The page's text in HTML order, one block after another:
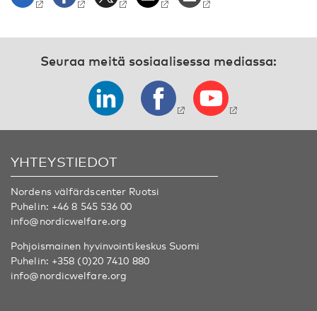
Seuraa meitä sosiaalisessa mediassa:
YHTEYSTIEDOT
Nordens välfärdscenter Ruotsi
Puhelin: +46 8 545 536 00
info@nordicwelfare.org
Pohjoismainen hyvinvointikeskus Suomi
Puhelin: +358 (0)20 7410 880
info@nordicwelfare.org